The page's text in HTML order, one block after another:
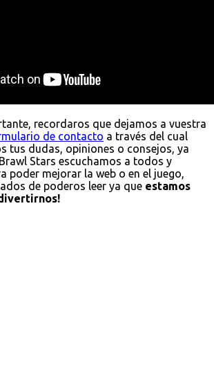
recordaros que dejamos a vuestra
de contacto a través del cual
tus dudas, opiniones o consejos, ya
Stars escuchamos a todos y
poder mejorar la web o en el juego,
de poderos leer ya que estamos